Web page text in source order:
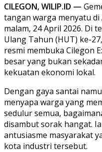
CILEGON, WILIP.ID —
tangan warga menyatu di
malam, 24 April 2026. Di
Ulang Tahun (HUT) ke-
resmi membuka Cilegon
besar yang bukan
kekuatan ekonomi lokal.
Dengan gaya santai
menyapa warga yang
sedulur semua,
disambut sorak hangat.
antusiasme masyarakat
kota industri tersebut.